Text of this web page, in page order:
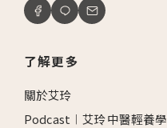
了解更多
關於艾玲
Podcast︱艾玲中醫輕養學